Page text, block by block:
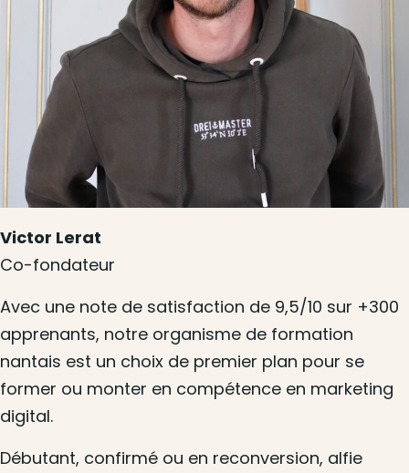
Victor Lerat
Co-fondateur
Avec une note de satisfaction de 9,5/10 sur +300
apprenants, notre organisme de formation
nantais est un choix de premier plan pour se
former ou monter en compétence en marketing
digital.
Débutant, confirmé ou en reconversion, alfie